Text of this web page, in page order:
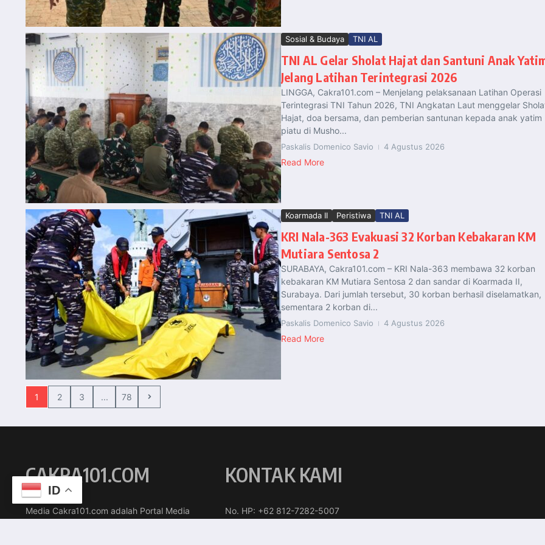
Sosial & Budaya TNI AL
TNI AL Gelar Sholat Hajat dan Santuni Anak
Jelang Latihan Terintegrasi 2026
LINGGA, Cakra101.com – Menjelang pelaksanaan Latihan Operasi
Terintegrasi TNI Tahun 2026, TNI Angkatan Laut menggelar
Hajat, doa bersama, dan pemberian santunan kepada anak yatim
piatu di Musho...
Paskalis Domenico Savio 4 Agustus 2026
Read More
Koarmada II Peristiwa TNI AL
KRI Nala-363 Evakuasi 32 Korban Kebakaran KM
Mutiara Sentosa 2
SURABAYA, Cakra101.com – KRI Nala-363 membawa 32 korban
kebakaran KM Mutiara Sentosa 2 dan sandar di Koarmada II,
Surabaya. Dari jumlah tersebut, 30 korban berhasil diselamatkan,
sementara 2 korban di...
Paskalis Domenico Savio 4 Agustus 2026
Read More
1 2 3 ... 78
CAKRA101.COM
Media Cakra101.com adalah Portal Media
KONTAK KAMI
No. HP: +62 812-7282-5007
ID